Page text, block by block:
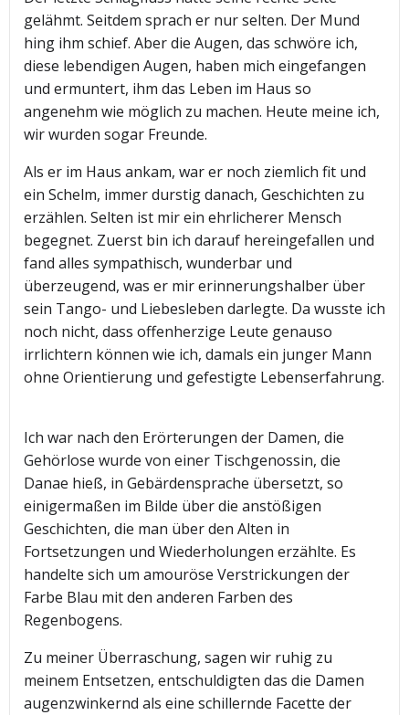
gelähmt. Seitdem sprach er nur selten. Der Mund
hing ihm schief. Aber die Augen, das schwöre ich,
diese lebendigen Augen, haben mich eingefangen
und ermuntert, ihm das Leben im Haus so
angenehm wie möglich zu machen. Heute meine ich,
wir wurden sogar Freunde.
Als er im Haus ankam, war er noch ziemlich fit und
ein Schelm, immer durstig danach, Geschichten zu
erzählen. Selten ist mir ein ehrlicherer Mensch
begegnet. Zuerst bin ich darauf hereingefallen und
fand alles sympathisch, wunderbar und
überzeugend, was er mir erinnerungshalber über
sein Tango- und Liebesleben darlegte. Da wusste ich
noch nicht, dass offenherzige Leute genauso
irrlichtern können wie ich, damals ein junger Mann
ohne Orientierung und gefestigte Lebenserfahrung.
Ich war nach den Erörterungen der Damen, die
Gehörlose wurde von einer Tischgenossin, die
Danae hieß, in Gebärdensprache übersetzt, so
einigermaßen im Bilde über die anstößigen
Geschichten, die man über den Alten in
Fortsetzungen und Wiederholungen erzählte. Es
handelte sich um amouröse Verstrickungen der
Farbe Blau mit den anderen Farben des
Regenbogens.
Zu meiner Überraschung, sagen wir ruhig zu
meinem Entsetzen, entschuldigten das die Damen
augenzwinkernd als eine schillernde Facette der